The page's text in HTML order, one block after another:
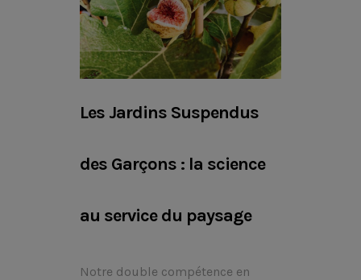
Les Jardins Suspendus
des Garçons : la science
au service du paysage
Notre double compétence en